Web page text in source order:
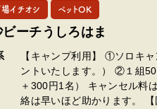
イチオシ ペットOK
ーチうしろはま
【キャンプ利用】 ①ソロキ
ントいたします。） ②１組
＋300円1名） キャンセル料
絡は早いほど助かります。